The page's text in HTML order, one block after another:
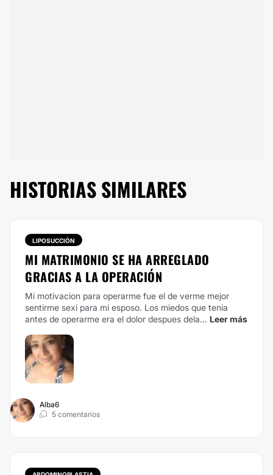
HISTORIAS SIMILARES
LIPOSUCCIÓN
MI MATRIMONIO SE HA ARREGLADO
GRACIAS A LA OPERACIÓN
Mi motivacion para operarme fue el de verme mejor
sentirme sexi para mi esposo. Los miedos que tenia
antes de operarme era el dolor despues dela... Leer más
Alba6
5 comentarios